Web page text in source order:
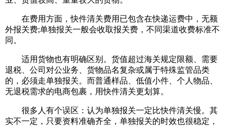
在费用方面，快件清关费用已包含在快递运费中，无额
外报关费;单独报关一般会收取报关费，不同渠道收费标准不
同。
适用货物也有明确区别。货值超过海关规定限额、需要
退税、公司对公业务、货物品名复杂或属于特殊监管品类
的，必须走单独报关。而普通样品、低值小件、个人物品、
无退税需求的电商包裹，用快件清关更划算。
很多人有个误区：认为单独报关一定比快件清关慢。其
实不一定，只要资料准确齐全，单独报关的时效也很稳定，